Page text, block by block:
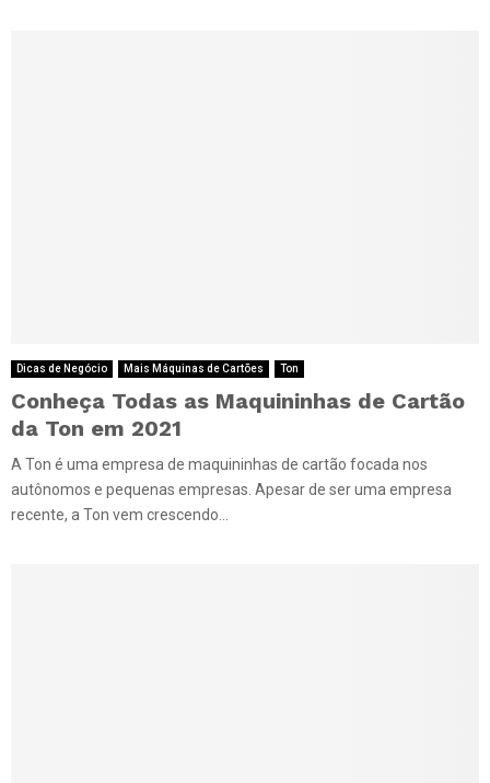
Dicas de Negócio Mais Máquinas de Cartões Ton
Conheça Todas as Maquininhas de Cartão
da Ton em 2021
A Ton é uma empresa de maquininhas de cartão focada nos
autônomos e pequenas empresas. Apesar de ser uma empresa
recente, a Ton vem crescendo...